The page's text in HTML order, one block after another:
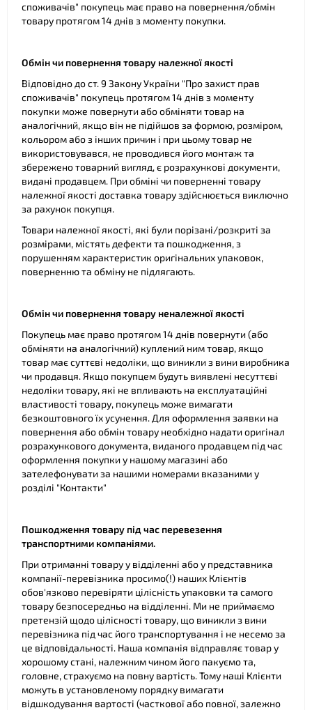
споживачів" покупець має право на повернення/обмін
товару протягом 14 днів з моменту покупки.
Обмін чи повернення товару належної якості
Відповідно до ст. 9 Закону України "Про захист прав
споживачів" покупець протягом 14 днів з моменту
покупки може повернути або обміняти товар на
аналогічний, якщо він не підійшов за формою, розміром,
кольором або з інших причин і при цьому товар не
використовувався, не проводився його монтаж та
збережено товарний вигляд, є розрахункові документи,
видані продавцем. При обміні чи поверненні товару
належної якості доставка товару здійснюється виключно
за рахунок покупця.
Товари належної якості, які були порізані/розкриті за
розмірами, містять дефекти та пошкодження, з
порушенням характеристик оригінальних упаковок,
поверненню та обміну не підлягають.
Обмін чи повернення товару неналежної якості
Покупець має право протягом 14 днів повернути (або
обміняти на аналогічний) куплений ним товар, якщо
товар має суттєві недоліки, що виникли з вини виробника
чи продавця. Якщо покупцем будуть виявлені несуттєві
недоліки товару, які не впливають на експлуатаційні
властивості товару, покупець може вимагати
безкоштовного їх усунення. Для оформлення заявки на
повернення або обмін товару необхідно надати оригінал
розрахункового документа, виданого продавцем під час
оформлення покупки у нашому магазині або
зателефонувати за нашими номерами вказаними у
розділі "Контакти"
Пошкодження товару під час перевезення
транспортними компаніями.
При отриманні товару у відділенні або у представника
компанії-перевізника просимо(!) наших Клієнтів
обов'язково перевіряти цілісність упаковки та самого
товару безпосередньо на відділенні. Ми не приймаємо
претензій щодо цілісності товару, що виникли з вини
перевізника під час його транспортування і не несемо за
це відповідальності. Наша компанія відправляє товар у
хорошому стані, належним чином його пакуємо та,
головне, страхуємо на повну вартість. Тому наші Клієнти
можуть в установленому порядку вимагати
відшкодування вартості (часткової або повної, залежно